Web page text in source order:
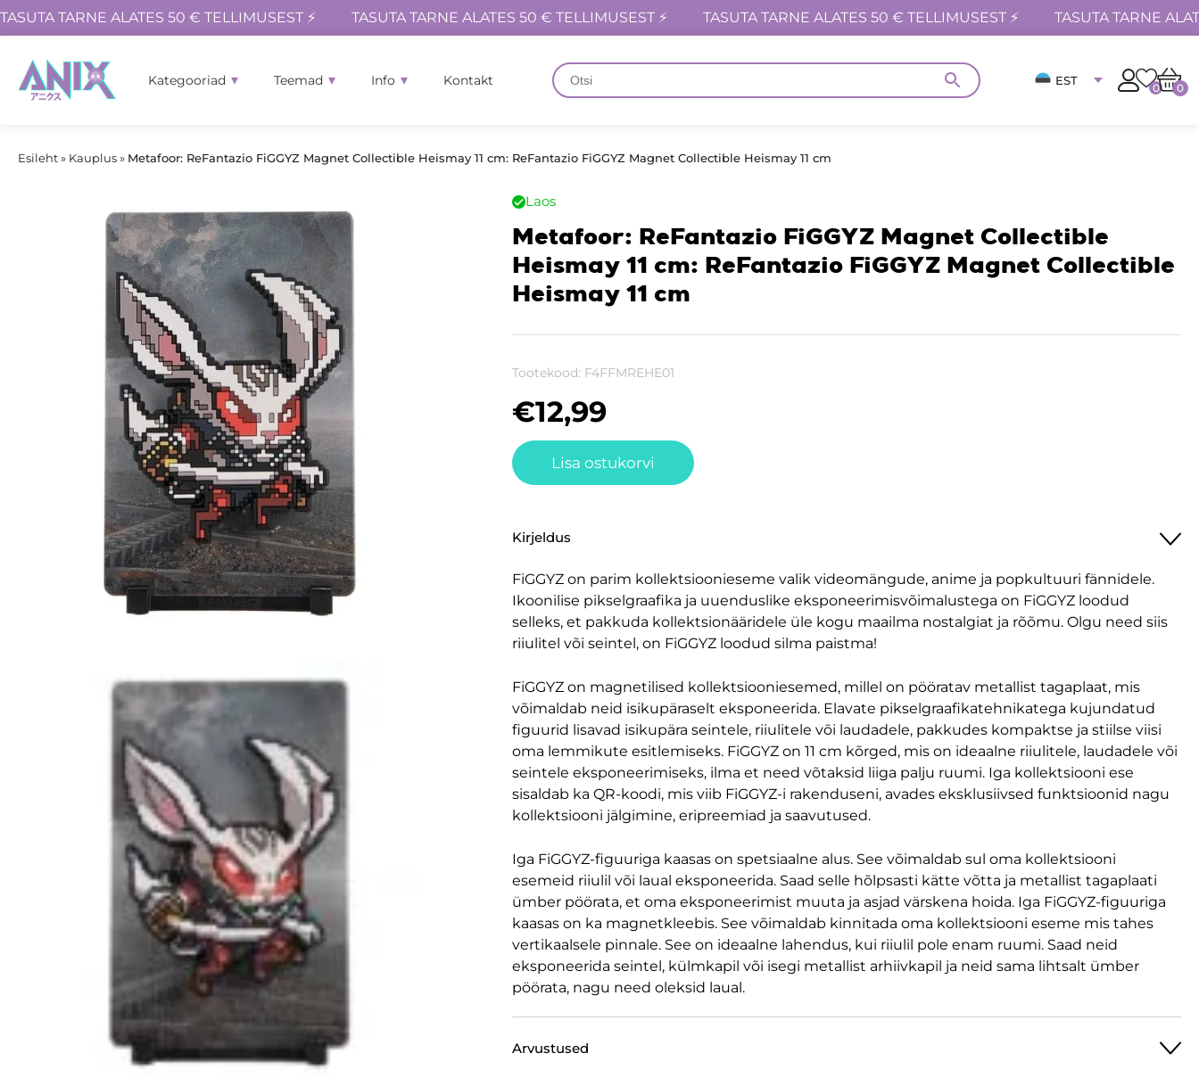
TASUTA TARNE ALATES 50 € TELLIMUSEST ⚡ TASUTA TARNE ALATES 50 € TELLIMUSEST ⚡ TASUTA TARNE ALATES 50 € TELLIMUSEST ⚡ TASUTA TARNE
Kategooriad Teemad Info Kontakt EST
0 0
Esileht» Kauplus» Metafoor: ReFantazio FiGGYZ Magnet Collectible Heismay 11 cm: ReFantazio FiGGYZ Magnet Collectible Heismay 11 cm
Laos
Metafoor: ReFantazio FiGGYZ Magnet Collectible
Heismay 11 cm: ReFantazio FiGGYZ Magnet Collectible
Heismay 11 cm
Tootekood: F4FFMREHE01
€12,99
Lisa ostukorvi
Kirjeldus
FiGGYZ on parim kollektsioonieseme valik videomängude, anime ja popkultuuri fännidele.
Ikoonilise pikselgraafika ja uuenduslike eksponeerimisvõimalustega on FiGGYZ loodud
selleks, et pakkuda kollektsionääridele üle kogu maailma nostalgiat ja rõõmu. Olgu need siis
riiulitel või seintel, on FiGGYZ loodud silma paistma!
FiGGYZ on magnetilised kollektsiooniesemed, millel on pööratav metallist tagaplaat, mis
võimaldab neid isikupäraselt eksponeerida. Elavate pikselgraafikatehnikatega kujundatud
figuurid lisavad isikupära seintele, riiulitele või laudadele, pakkudes kompaktse ja stiilse viisi
oma lemmikute esitlemiseks. FiGGYZ on 11 cm kõrged, mis on ideaalne riiulitele, laudadele või
seintele eksponeerimiseks, ilma et need võtaksid liiga palju ruumi. Iga kollektsiooni ese
sisaldab ka QR-koodi, mis viib FiGGYZ-i rakenduseni, avades eksklusiivsed funktsioonid nagu
kollektsiooni jälgimine, eripreemiad ja saavutused.
Iga FiGGYZ-figuuriga kaasas on spetsiaalne alus. See võimaldab sul oma kollektsiooni
esemeid riiulil või laual eksponeerida. Saad selle hõlpsasti kätte võtta ja metallist tagaplaati
ümber pöörata, et oma eksponeerimist muuta ja asjad värskena hoida. Iga FiGGYZ-figuuriga
kaasas on ka magnetkleebis. See võimaldab kinnitada oma kollektsiooni eseme mis tahes
vertikaalsele pinnale. See on ideaalne lahendus, kui riiulil pole enam ruumi. Saad neid
eksponeerida seintel, külmkapil või isegi metallist arhiivkapil ja neid sama lihtsalt ümber
pöörata, nagu need oleksid laual.
Arvustused